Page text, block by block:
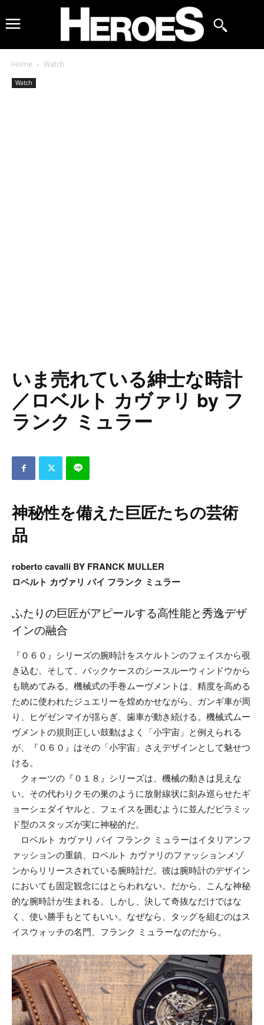
Home Watch
Watch
いま売れている紳士な時計
／ロベルト カヴァリ by フ
ランク ミュラー
神秘性を備えた巨匠たちの芸術
品
roberto cavalli BY FRANCK MULLER
ロベルト カヴァリ バイ フランク ミュラー
ふたりの巨匠がアピールする高性能と秀逸デザ
インの融合
『０６０』シリーズの腕時計をスケルトンのフェイスから覗
き込む。そして、バックケースのシースルーウィンドウから
も眺めてみる。機械式の手巻ムーヴメントは、精度を高める
ために使われたジュエリーを煌めかせながら、ガンギ車が周
り、ヒゲゼンマイが揺らぎ、歯車が動き続ける。機械式ムー
ヴメントの規則正しい鼓動はよく「小宇宙」と例えられる
が、『０６０』はその「小宇宙」さえデザインとして魅せつ
ける。
クォーツの『０１８』シリーズは、機械の動きは見えな
い。その代わりクモの巣のように放射線状に刻み巡らせたギ
ョーシェダイヤルと、フェイスを囲むように並んだピラミッ
ド型のスタッズが実に神秘的だ。
ロベルト カヴァリ バイ フランク ミュラーはイタリアンフ
ァッションの重鎮、ロベルト カヴァリのファッションメゾ
ンからリリースされている腕時計だ。彼は腕時計のデザイン
においても固定観念にはとらわれない。だから、こんな神秘
的な腕時計が生まれる。しかし、決して奇抜なだけではな
く、使い勝手もとてもいい。なぜなら、タッグを組むのはス
イスウォッチの名門、フランク ミュラーなのだから。